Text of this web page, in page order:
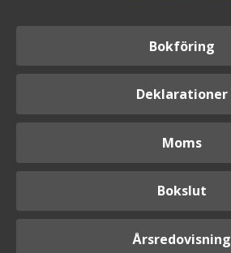
Bokföring
Deklarationer
Moms
Bokslut
Årsredovisning